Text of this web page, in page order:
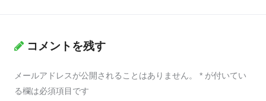
コメントを残す
メールアドレスが公開されることはありません。 * が付いてい
る欄は必須項目です